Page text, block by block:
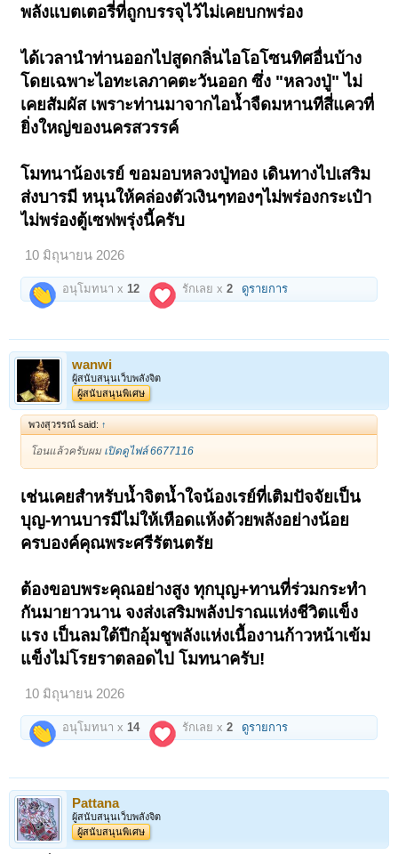
ประวัติ "หลวงปู่ทอง" เป็นชาวอุตรดิตถ์ อยู่ยุคเดียวกับ หลวงพ่อเงิน บาง
เฒ่า"
ในปี 2415 ท่านธุดงค์ปักกลดบริเวณตีนเขากบ ชาวบ้านแถบถิ่นนั้นเห็นวิถี
ปฏิบัติจริยาวัตรงดงาม จึงพร้อมใจกันนิมนต์ให้ท่านขึ้นจำพรรษาบนยอด
ภู"วัดเขากบ" ที่ถูกทิ้งร้าง และช่วยกันบูรณะวัดแห่งนี้ขึ้นมาสู่ความเจริญ
รุ่งเรืองอีกครั้ง ใต้บารมี "หลวงปู่ทอง" ใช้เวลาหลายสิบปี!
กำแพง วิหาร เสนาสนะทุกอย่าง ปฏิปทาเยี่ยมยอดส่งนามท่านระบือไปไกล
ฝรั่งที่ได้สัมปทานทำไม้แถบถิ่นนั้น ยังมาช่วยท่านสร้างวัดด้วยการมอบช้าง
ให้ลากซุงบ่อยครั้ง
อิทธิวิถีเหนือโลกของ "หลวงปู่ทอง" ก็มักจะทำให้ผู้คนในแถบถิ่นกับเหล่า
ศิษย์ประจักษ์ตาพาทึ่งตะลึงนับหนไม่ถ้วน เช่นการย่นระยะทาง การ
บิณฑบาตต่างถิ่นที่ไกลๆให้คนเห็น และกลับถึงวัดตามเวลา
หรือรับนิมนต์เข้าบางกอก ขากลับลูกศิษย์บางคนที่ติดตามคิดว่ามาถึงวัด
ก่อน ที่ไหนได้หลวงปู่ทอง มาถึงก่อนแล้ว!!!
เคยขาด รวมทั้งการบูรณะวัดอย่างมั่นคง สมดังที่ "หลวงปู่ทอง" ทุ่มเท
ศรัทธาทำไว้...!
เปิดดูไฟล์ 6677095
ด้านหลังรูปหล่อแสนขลัง ก็งดงามทรงพลังด้วยเนื้อโลหะที่เก่าตามอายุสร้าง
เปิดดูไฟล์ 6677096 เปิดดูไฟล์ 6677097 เปิดดูไฟล์ 6677098
ชมข้างกับใต้ฐานตอก "อุใหญ่" ขึงขัง
หล่อชนวนโบราณ ตะไบฐานก่อนตอก
เปิดดูไฟล์ 6677100
แสดงการใช้ชนวนมวลสารชั้นดี
เปิดดูไฟล์ 6677101 เปิดดูไฟล์ 6677102
"ปลดจากตู้" มีตลับพร้อม
แขวนบูชาตามศรัทธาได้
"หลวงปู่"นามมงคล มีท่าน
พลังแบตเตอรี่ที่ถูกบรรจุไว้ไม่เคยบกพร่อง
ได้เวลานำท่านออกไปสูดกลิ่นไอโอโซนทิศอื่นบ้าง
โดยเฉพาะไอทะเลภาคตะวันออก ซึ่ง "หลวงปู่" ไม่
เคยสัมผัส เพราะท่านมาจากไอน้ำจืดมหานทีสี่แควที่
ยิ่งใหญ่ของนครสวรรค์
โมทนาน้องเรย์ ขอมอบหลวงปู่ทอง เดินทางไปเสริม
ส่งบารมี หนุนให้คล่องตัวเงินๆทองๆไม่พร่องกระเป๋า
ไม่พร่องตู้เซฟพรุ่งนี้ครับ
10 มิถุนายน 2026
อนุโมทนา x12 รักเลย x2 ดูรายการ
wanwi
ผู้สนับสนุนเว็บพลังจิต
ผู้สนับสนุนพิเศษ
พวงสุวรรณ์ said: ↑
โอนแล้วครับผม เปิดดูไฟล์ 6677116
เช่นเคยสำหรับน้ำจิตน้ำใจน้องเรย์ที่เติมปัจจัยเป็น
บุญ-ทานบารมีไม่ให้เหือดแห้งด้วยพลังอย่างน้อย
ครบองค์คุณพระศรีรัตนตรัย
ต้องขอบพระคุณอย่างสูง ทุกบุญ+ทานที่ร่วมกระทำ
กันมายาวนาน จงส่งเสริมพลังปราณแห่งชีวิตแข็ง
แรง เป็นลมใต้ปีกอุ้มชูพลังแห่งเนื้องานก้าวหน้าเข้ม
แข็งไม่โรยราตลอดไป โมทนาครับ!
10 มิถุนายน 2026
อนุโมทนา x14 รักเลย x2 ดูรายการ
Pattana
ผู้สนับสนุนเว็บพลังจิต
ผู้สนับสนุนพิเศษ